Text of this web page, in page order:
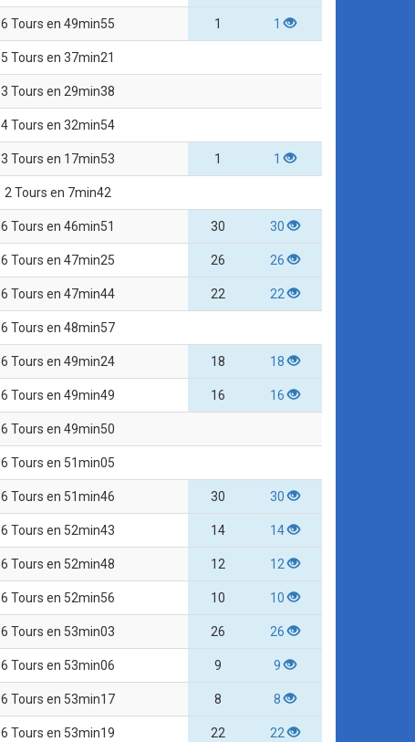
6 Tours en 49min55 1 1
5 Tours en 37min21
3 Tours en 29min38
4 Tours en 32min54
3 Tours en 17min53 1 1
2 Tours en 7min42
6 Tours en 46min51 30 30
6 Tours en 47min25 26 26
6 Tours en 47min44 22 22
6 Tours en 48min57
6 Tours en 49min24 18 18
6 Tours en 49min49 16 16
6 Tours en 49min50
6 Tours en 51min05
6 Tours en 51min46 30 30
6 Tours en 52min43 14 14
6 Tours en 52min48 12 12
6 Tours en 52min56 10 10
6 Tours en 53min03 26 26
6 Tours en 53min06 9 9
6 Tours en 53min17 8 8
6 Tours en 53min19 22 22